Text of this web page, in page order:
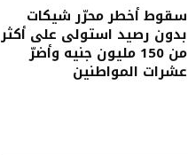
سقوط أخطر محرّر شيكات
بدون رصيد استولى على أكثر
من 150 مليون جنيه وأضرّ
عشرات المواطنين